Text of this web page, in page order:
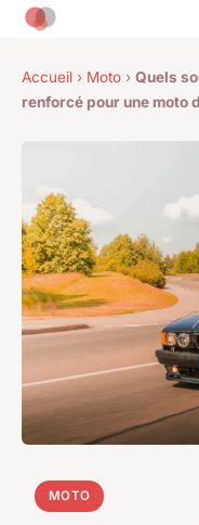
Accueil › Moto › Quels
renforcé pour une moto
MOTO